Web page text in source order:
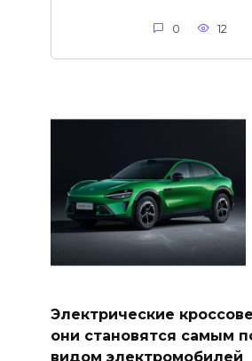
0 12
Электрические
они становятся самым
видом электромобилей